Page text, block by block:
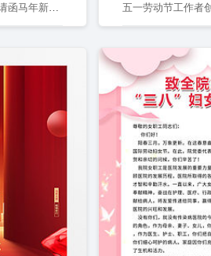
五一劳动节工作者